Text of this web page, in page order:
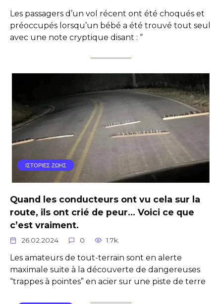
Les passagers d’un vol récent ont été choqués et
préoccupés lorsqu’un bébé a été trouvé tout seul
avec une note cryptique disant : “
ΙΣΤΟΡΙΕΣ ΖΩΗΣ
Quand les conducteurs ont vu cela sur la
route, ils ont crié de peur… Voici ce que
c’est vraiment.
26.02.2024 0 1.7k.
Les amateurs de tout-terrain sont en alerte
maximale suite à la découverte de dangereuses
“trappes à pointes” en acier sur une piste de terre